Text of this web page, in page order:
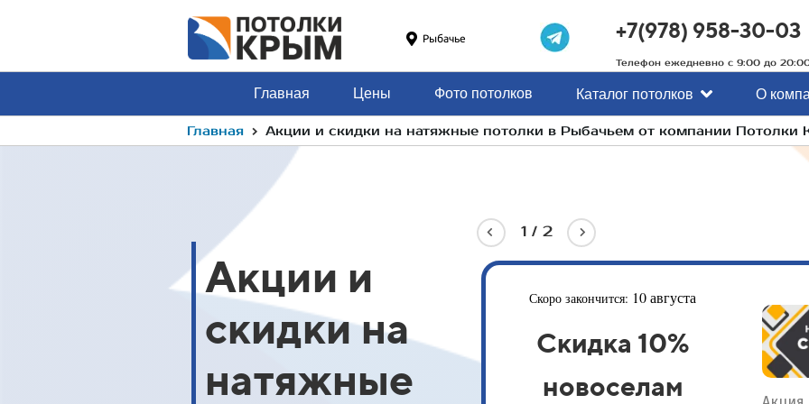
Рыбачье +7(978) 958-30-03
Телефон ежедневно с 9:00 до
Главная Цены Фото потолков Каталог потолков О
Главная › Акции и скидки на натяжные потолки в Рыбачьем от компании Потолки
Акции и
скидки на
натяжные
1/ 2
Скоро закончится: 10 августа
Скидка 10%
новоселам